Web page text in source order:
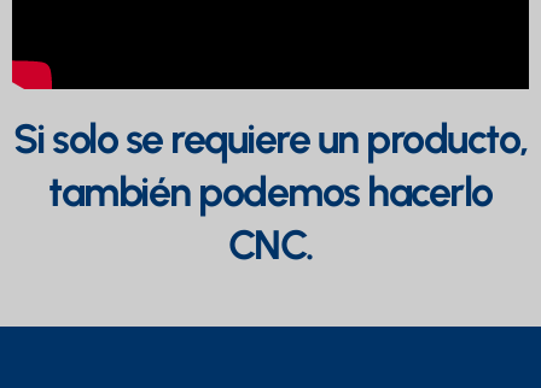
Si solo se requiere un producto,
también podemos hacerlo
CNC.